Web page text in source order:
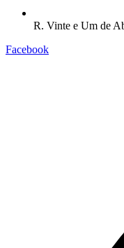
R. Vinte e Um de
Facebook